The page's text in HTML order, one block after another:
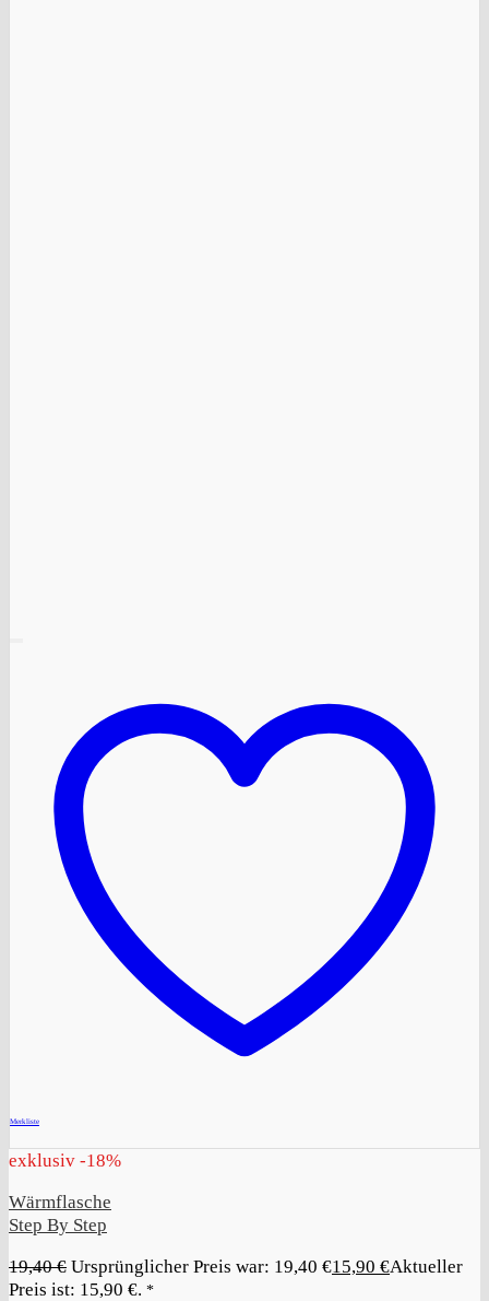
Merkliste
exklusiv -18%
Wärmflasche
Step By Step
19,40€ Ursprünglicher Preis war: 19,40 €15,90 €Aktueller
Preis ist: 15,90 €. *